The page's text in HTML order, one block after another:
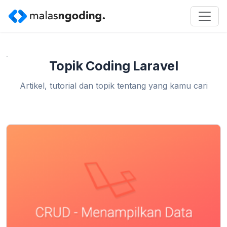
Topik Coding Laravel
Artikel, tutorial dan topik tentang yang kamu cari